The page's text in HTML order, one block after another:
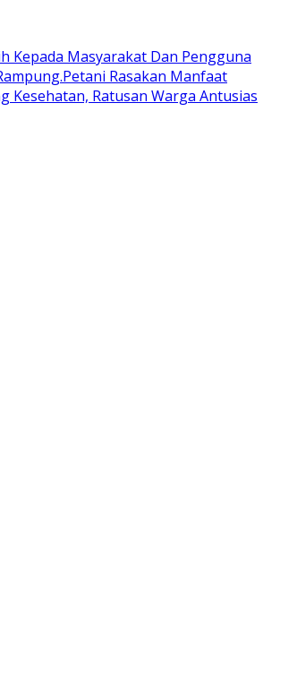
Kepada Masyarakat Dan Pengguna
Rasakan Manfaat
Kesehatan, Ratusan Warga Antusias